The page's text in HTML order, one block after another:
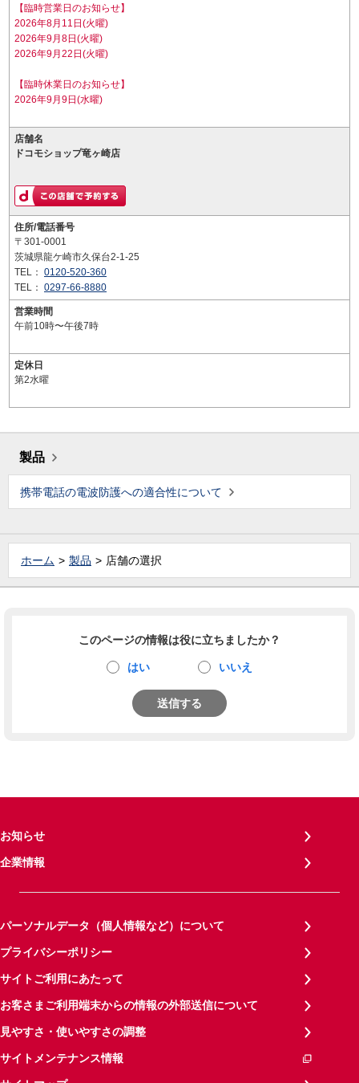
【臨時営業日のお知らせ】
2026年8月11日(火曜)
2026年9月8日(火曜)
2026年9月22日(火曜)
【臨時休業日のお知らせ】
2026年9月9日(水曜)
店舗名
ドコモショップ竜ヶ崎店
住所/電話番号
〒301-0001
茨城県龍ケ崎市久保台2-1-25
TEL： 0120-520-360
TEL： 0297-66-8880
営業時間
午前10時〜午後7時
定休日
第2水曜
製品
携帯電話の電波防護への適合性について
ホーム 製品 店舗の選択
このページの情報は役に立ちましたか？
はい いいえ
送信する
お知らせ
企業情報
パーソナルデータ（個人情報など）について
プライバシーポリシー
サイトご利用にあたって
お客さまご利用端末からの情報の外部送信について
見やすさ・使いやすさの調整
サイトメンテナンス情報